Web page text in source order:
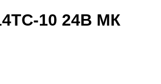
10 24В МК